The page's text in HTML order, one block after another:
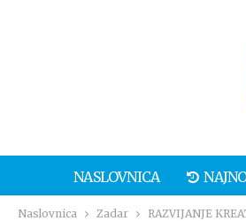
NASLOVNICA
Naslovnica Zadar RAZVIJANJE